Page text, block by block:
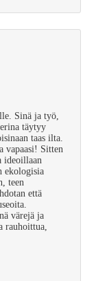
Sinä ja työ,
täytyy
taas ilta.
vapaasi! Sitten
ideoillaan
ekologisia
teen
että
värejä ja
rauhoittua,